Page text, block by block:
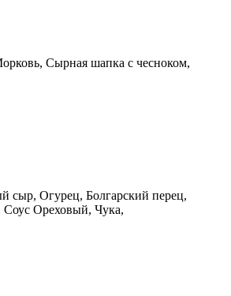
Сырная шапка с чесноком,
сыр, Огурец, Болгарский перец,
Соус Ореховый, Чука,